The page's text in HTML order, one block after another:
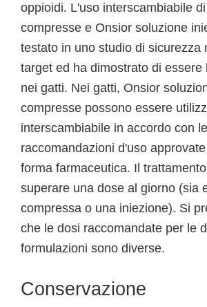
oppioidi. L'uso interscambiabile
compresse e Onsior soluzione
testato in uno studio di sicurezza
target ed ha dimostrato di essere
nei gatti. Nei gatti, Onsior
compresse possono essere
interscambiabile in accordo con
raccomandazioni d'uso
forma farmaceutica. Il
superare una dose al giorno (sia
compressa o una iniezione). Si
che le dosi raccomandate per le
formulazioni sono diverse.
Conservazione